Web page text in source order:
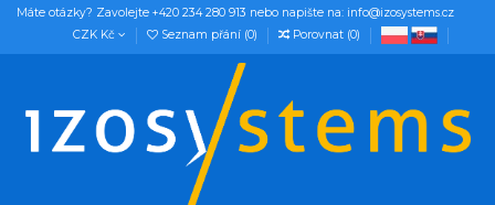
Máte otázky? Zavolejte +420 234 280 913 nebo napište na: info@izosystems.cz
CZK Kč
Seznam přání (0) Porovnat (0)